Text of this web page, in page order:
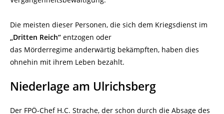
Die meisten dieser Personen, die sich dem Kriegsdienst im
„Dritten Reich“ entzogen oder
das Mörderregime anderwärtig bekämpften, haben dies
ohnehin mit ihrem Leben bezahlt.
Niederlage am Ulrichsberg
Der FPÖ-Chef H.C. Strache, der schon durch die Absage des